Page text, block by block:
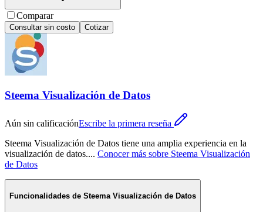
Comparar
Consultar sin costo Cotizar
Steema Visualización de Datos
Aún sin calificaciónEscribe la primera reseña
Steema Visualización de Datos tiene una amplia experiencia en la
visualización de datos.... Conocer más sobre Steema Visualización
de Datos
Funcionalidades de Steema Visualización de Datos